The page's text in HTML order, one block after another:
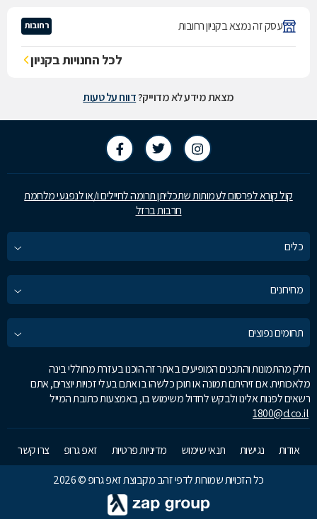
עסק זה נמצא בקניון רחובות רחובות
לכל החנויות בקניון
מצאת מידע לא מדוייק?דווח על טעות
קול קורא לפרסום לעמותות שתכליתן תרומה לחיילים ו/או לנפגעי מלחמת
חרבות ברזל
כלים
מחירונים
תחומים נפוצים
חלק מהתמונות והתכנים המופיעים באתר זה הוכנו בעזרת מחוללי בינה
מלאכותית. אם זיהיתם תמונה או תוכן כלשהו בו אתם בעלי זכויות יוצרים, אתם
רשאים לפנות אלינו ולבקש לחדול משימוש בו, באמצעות כתובת המייל
1800@d.co.il
אודות נגישות תנאי שימוש מדיניות פרטיות זאפ גרופ
צרו קשר
כל הזכויות שמורות לדפי זהב מקבוצת זאפ גרופ © 2026